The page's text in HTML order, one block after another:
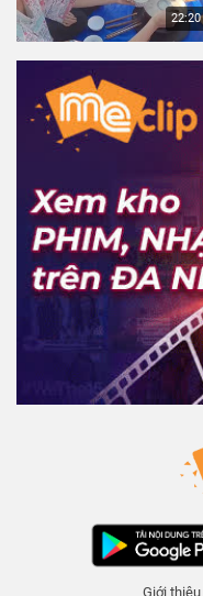
22:20
Giới thiệu